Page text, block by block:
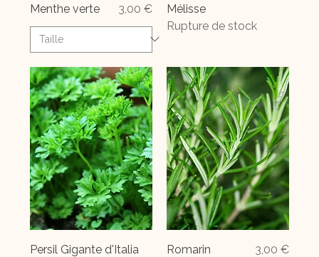
Menthe verte Prix
3,00 €
Mélisse
Rupture de stock
Persil Gigante d'Italia
Romarin Prix
3,00 €